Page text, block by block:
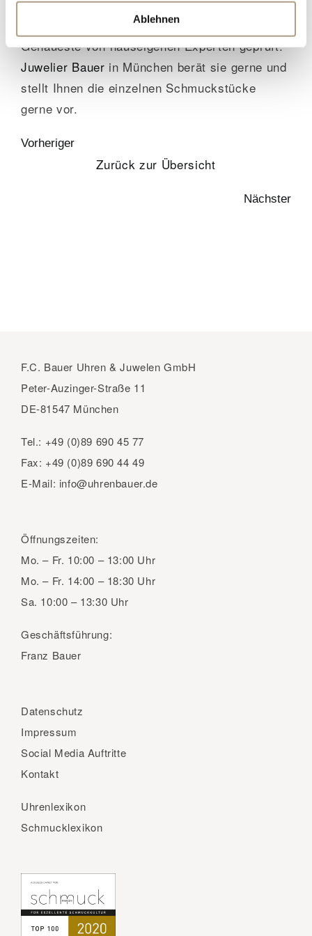
Ablehnen
prachtvollen Preziosen. Dabei wird vor der
Verarbeitung jeder einzelne Stein aufs
Genaueste von hauseigenen Experten geprüft.
Juwelier Bauer in München berät sie gerne und
stellt Ihnen die einzelnen Schmuckstücke
gerne vor.
Vorheriger
Zurück zur Übersicht
Nächster
F.C. Bauer Uhren & Juwelen GmbH
Peter-Auzinger-Straße 11
DE-81547 München
Tel.: +49 (0)89 690 45 77
Fax: +49 (0)89 690 44 49
E-Mail: info@uhrenbauer.de
Öffnungszeiten:
Mo. – Fr. 10:00 – 13:00 Uhr
Mo. – Fr. 14:00 – 18:30 Uhr
Sa. 10:00 – 13:30 Uhr
Geschäftsführung:
Franz Bauer
Datenschutz
Impressum
Social Media Auftritte
Kontakt
Uhrenlexikon
Schmucklexikon